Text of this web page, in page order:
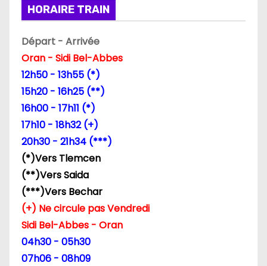
HORAIRE TRAIN
Départ - Arrivée
Oran - Sidi Bel-Abbes
12h50 - 13h55 (*)
15h20 - 16h25 (**)
16h00 - 17h11 (*)
17h10 - 18h32 (+)
20h30 - 21h34 (***)
(*)Vers Tlemcen
(**)Vers Saida
(***)Vers Bechar
(+) Ne circule pas Vendredi
Sidi Bel-Abbes - Oran
04h30 - 05h30
07h06 - 08h09